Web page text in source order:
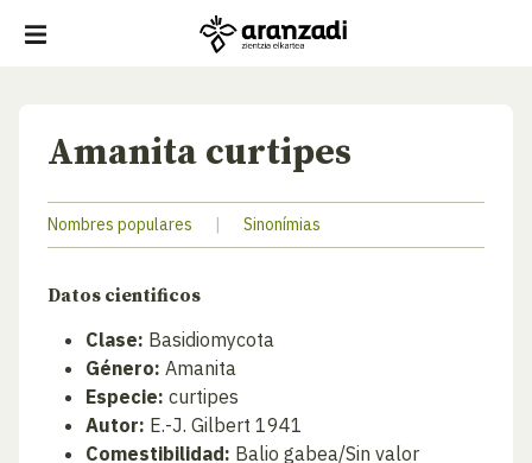
Amanita curtipes
Nombres populares | Sinonímias
Datos cientificos
Clase: Basidiomycota
Género: Amanita
Especie: curtipes
Autor: E.-J. Gilbert 1941
Comestibilidad: Balio gabea/Sin valor